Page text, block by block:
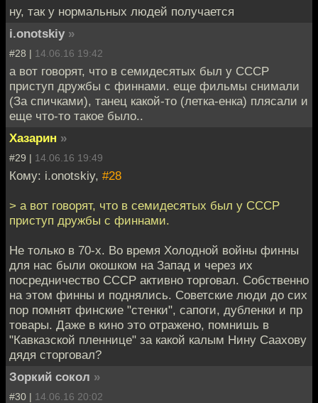
ну, так у нормальных людей получается
i.onotskiy »
#28 | 14.06.16 19:42
а вот говорят, что в семидесятых был у СССР
приступ дружбы с финнами. еще фильмы снимали
(За спичками), танец какой-то (летка-енка) плясали и
еще что-то такое было..
Хазарин »
#29 | 14.06.16 19:49
Кому: i.onotskiy, #28
> а вот говорят, что в семидесятых был у СССР
приступ дружбы с финнами.
Не только в 70-х. Во время Холодной войны финны
для нас были окошком на Запад и через их
посредничество СССР активно торговал. Собственно
на этом финны и поднялись. Советские люди до сих
пор помнят финские "стенки", сапоги, дубленки и пр
товары. Даже в кино это отражено, помнишь в
"Кавказской пленнице" за какой калым Нину Саахову
дядя сторговал?
Зоркий сокол »
#30 | 14.06.16 20:02